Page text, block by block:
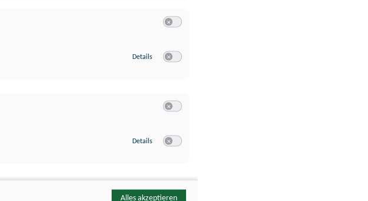
Details zu Google Analytics
Details zu YouTube
Alles akzeptieren